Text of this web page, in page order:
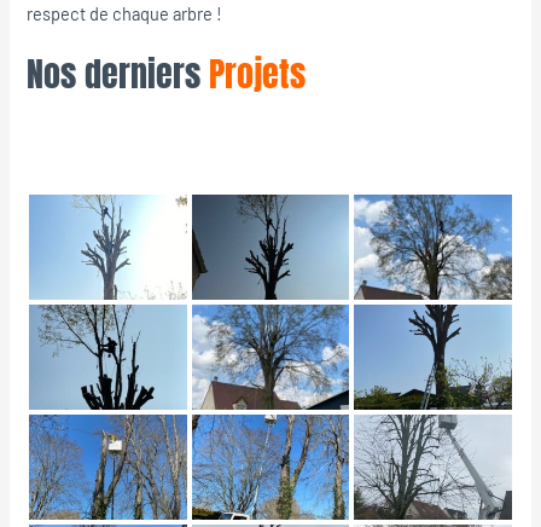
respect de chaque arbre !
Nos derniersProjets